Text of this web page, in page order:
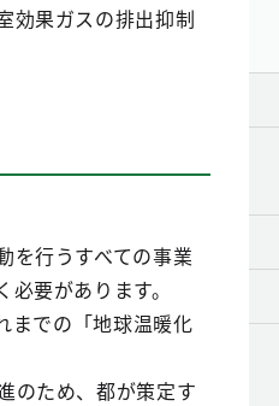
効果ガスの排出抑制
を行うすべての事業
要があります。
までの「地球温暖化
のため、都が策定す